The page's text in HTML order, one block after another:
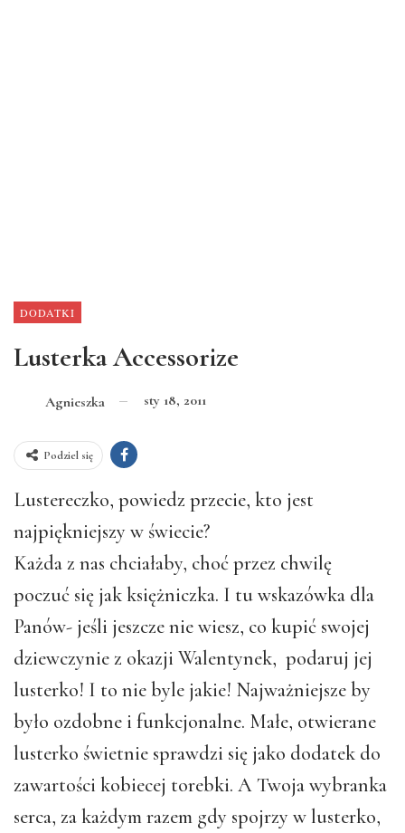
DODATKI
Lusterka Accessorize
Agnieszka sty 18, 2011
Podziel się
Lustereczko, powiedz przecie, kto jest
najpiękniejszy w świecie?
Każda z nas chciałaby, choć przez chwilę
poczuć się jak księżniczka. I tu wskazówka dla
Panów- jeśli jeszcze nie wiesz, co kupić swojej
dziewczynie z okazji Walentynek, podaruj jej
lusterko! I to nie byle jakie! Najważniejsze by
było ozdobne i funkcjonalne. Małe, otwierane
lusterko świetnie sprawdzi się jako dodatek do
zawartości kobiecej torebki. A Twoja wybranka
serca, za każdym razem gdy spojrzy w lusterko,